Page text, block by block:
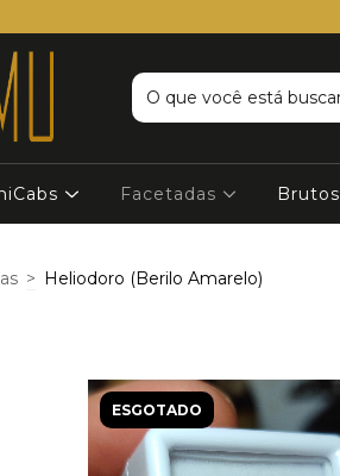
Facetadas Brutos
> Heliodoro (Berilo Amarelo)
ESGOTADO